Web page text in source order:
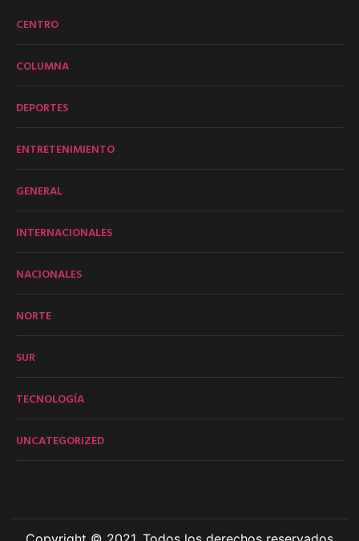
CENTRO
COLUMNA
DEPORTES
ENTRETENIMIENTO
GENERAL
INTERNACIONALES
NACIONALES
NORTE
SUR
TECNOLOGÍA
UNCATEGORIZED